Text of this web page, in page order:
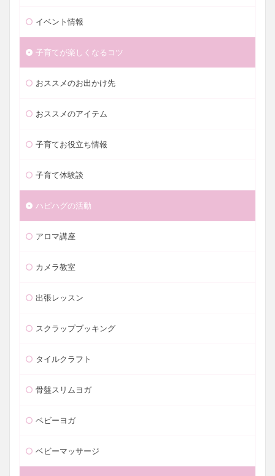
イベント情報
子育てが楽しくなるコツ
おススメのお出かけ先
おススメのアイテム
子育てお役立ち情報
子育て体験談
ハピハグの活動
アロマ講座
カメラ教室
出張レッスン
スクラップブッキング
タイルクラフト
骨盤スリムヨガ
ベビーヨガ
ベビーマッサージ